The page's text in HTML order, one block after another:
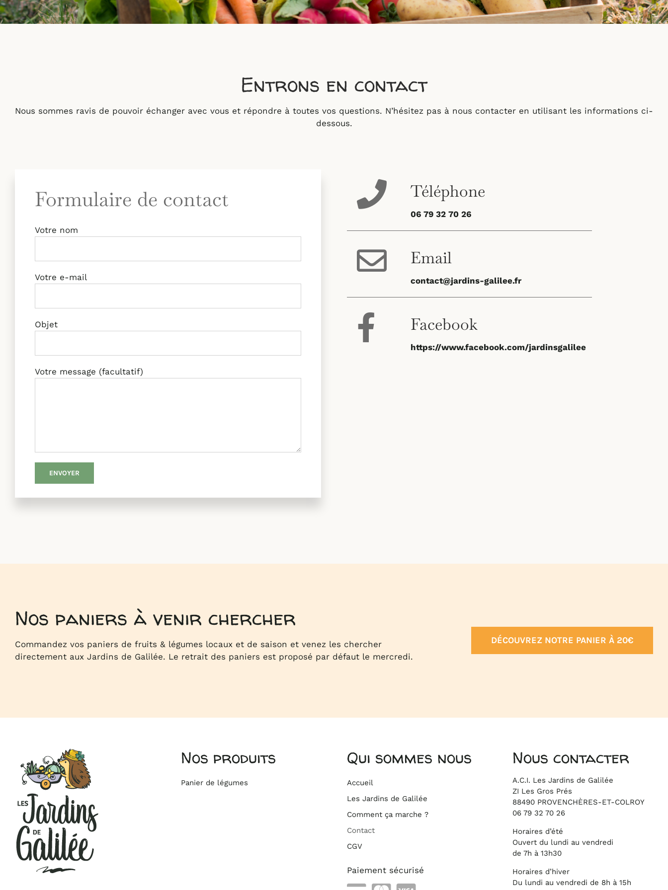
Entrons en contact
Nous sommes ravis de pouvoir échanger avec vous et répondre à toutes vos questions. N’hésitez pas à nous contacter en utilisant les informations ci-
dessous.
Formulaire de contact
Votre nom
Votre e-mail
Objet
Votre message (facultatif)
Téléphone
06 79 32 70 26
Email
contact@jardins-galilee.fr
Facebook
https://www.facebook.com/jardinsgalilee
Nos paniers à venir chercher
Commandez vos paniers de fruits & légumes locaux et de saison et venez les chercher
directement aux Jardins de Galilée. Le retrait des paniers est proposé par défaut le mercredi.
DÉCOUVREZ NOTRE PANIER À 20€
Nos produits
Panier de légumes
Qui sommes nous
Accueil
Les Jardins de Galilée
Comment ça marche ?
Contact
CGV
Paiement sécurisé
Nous contacter
A.C.I. Les Jardins de Galilée
ZI Les Gros Prés
88490 PROVENCHÈRES-ET-COLROY
06 79 32 70 26
Horaires d’été
Ouvert du lundi au vendredi
de 7h à 13h30
Horaires d’hiver
Du lundi au vendredi de 8h à 15h